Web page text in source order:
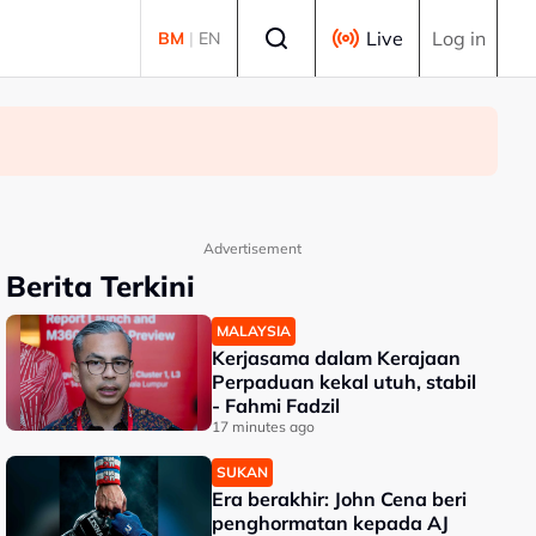
BM | EN Live Log in
Advertisement
Berita Terkini
MALAYSIA
Kerjasama dalam Kerajaan
Perpaduan kekal utuh, stabil
- Fahmi Fadzil
17 minutes ago
SUKAN
Era berakhir: John Cena beri
penghormatan kepada AJ